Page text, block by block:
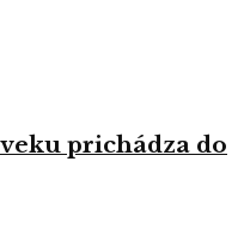
prichádza do